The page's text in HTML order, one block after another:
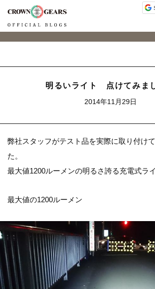
明るいライト 点けてみま
2014年11月29日
弊社スタッフがテスト品を実際に取り付け
た。
最大値1200ルーメンの明るさ誇る充電式ライ
最大値の1200ルーメン